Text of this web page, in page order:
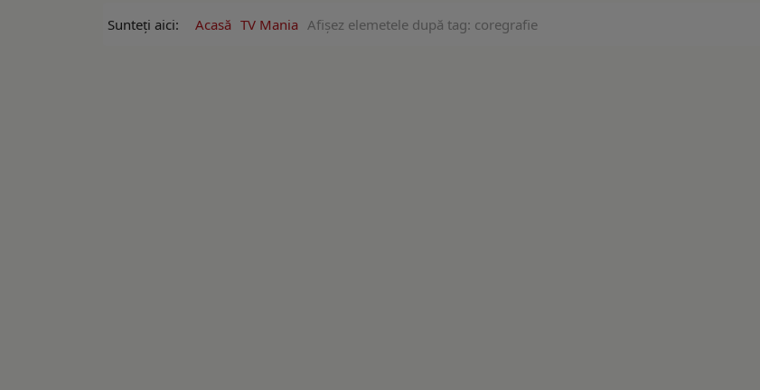
Sunteți aici: Acasă TV Mania Afişez elemetele după tag: coregrafie